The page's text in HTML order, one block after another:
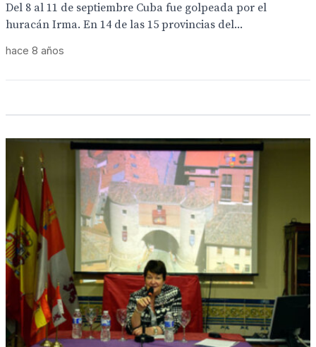
Del 8 al 11 de septiembre Cuba fue golpeada por el
huracán Irma. En 14 de las 15 provincias del...
hace 8 años